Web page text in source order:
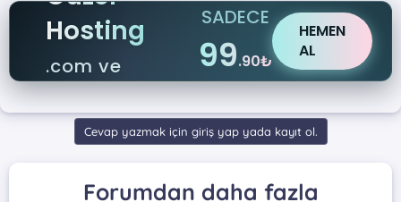
Hosting
.com ve
.net
SADECE
99.90₺
HEMEN
AL
Cevap yazmak için giriş yap yada kayıt ol.
Forumdan daha fazla